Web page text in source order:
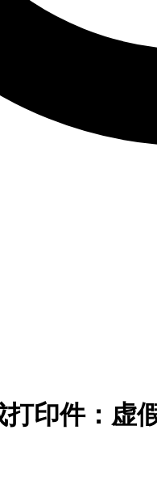
印件：虚